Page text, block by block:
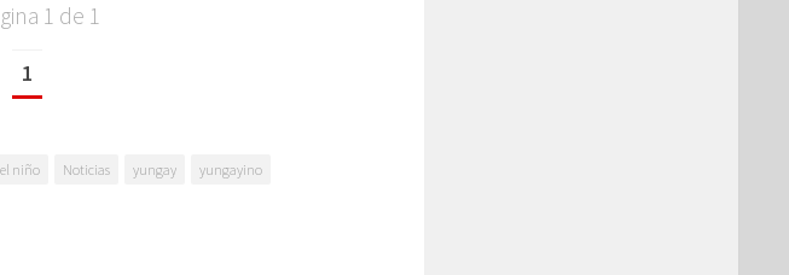
1 de 1
1
niño Noticias yungay yungayino